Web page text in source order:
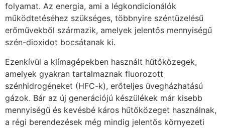
folyamat. Az energia, ami a légkondicionálók
működtetéséhez szükséges, többnyire széntüzelésű
erőművekből származik, amelyek jelentős mennyiségű
szén-dioxidot bocsátanak ki.
Ezenkívül a klímagépekben használt hűtőközegek,
amelyek gyakran tartalmaznak fluorozott
szénhidrogéneket (HFC-k), erőteljes üvegházhatású
gázok. Bár az új generációjú készülékek már kisebb
mennyiségű és kevésbé káros hűtőközeget használnak,
a régi berendezések még mindig jelentős környezeti